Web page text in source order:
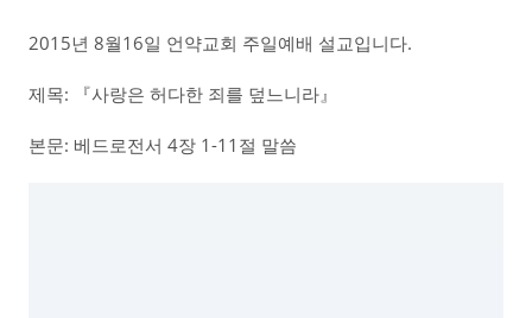
2015년 8월16일 언약교회 주일예배 설교입니다.
제목: 『사랑은 허다한 죄를 덮느니라』
본문: 베드로전서 4장 1-11절 말씀